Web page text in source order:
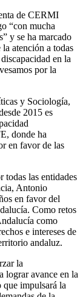
de CERMI
“con mucha
y se ha marcado
atención a todas
en la
por la
y Sociología,
2015 es
donde ha
en favor de las
todas las entidades
Antonio
en favor del
Como retos
como
e intereses de
andaluz.
la
lograr avance en la
que impulsará la